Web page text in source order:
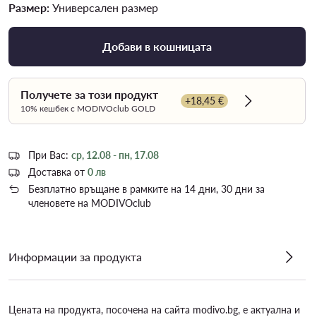
Размер: Универсален размер
Добави в кошницата
Получете за този продукт
10% кешбек с MODIVOclub GOLD
+18,45 €
Dowiedz się
При Вас: ср, 12.08 - пн, 17.08
Доставка от 0 лв
Безплатно връщане в рамките на 14 дни, 30 дни за
членовете на MODIVOclub
Информации за продукта
Цената на продукта, посочена на сайта modivo.bg, е актуална и